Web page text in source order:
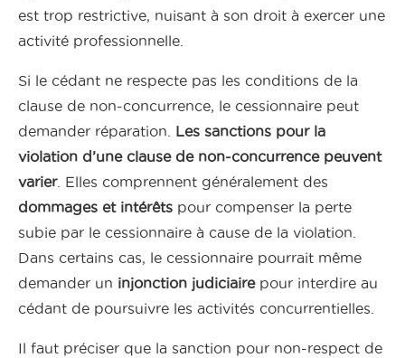
est trop restrictive, nuisant à son droit à exercer une
activité professionnelle.
Si le cédant ne respecte pas les conditions de la
clause de non-concurrence, le cessionnaire peut
demander réparation. Les sanctions pour la
violation d’une clause de non-concurrence peuvent
varier. Elles comprennent généralement des
dommages et intérêts pour compenser la perte
subie par le cessionnaire à cause de la violation.
Dans certains cas, le cessionnaire pourrait même
demander un injonction judiciairepour interdire au
cédant de poursuivre les activités concurrentielles.
Il faut préciser que la sanction pour non-respect de